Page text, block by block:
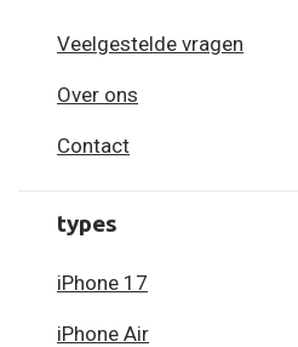
Veelgestelde vragen
Over ons
Contact
types
iPhone 17
iPhone Air